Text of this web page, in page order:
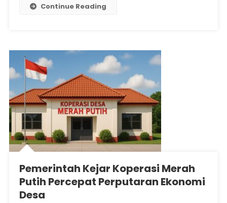
Continue Reading
Pemerintah Kejar Koperasi Merah
Putih Percepat Perputaran Ekonomi
Desa